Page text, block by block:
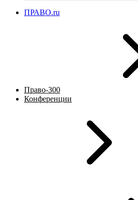
ПРАВО.ru
Право-300
Конференции